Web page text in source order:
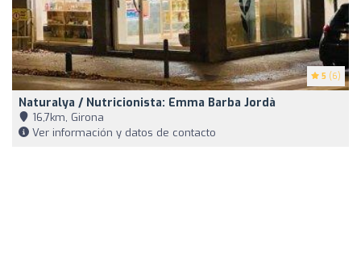
5 (6)
Naturalya / Nutricionista: Emma Barba Jordà
16,7km, Girona
Ver información y datos de contacto